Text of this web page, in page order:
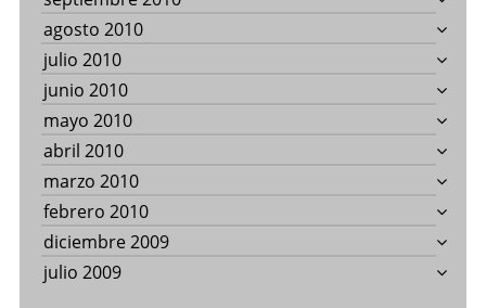
agosto 2010
julio 2010
junio 2010
mayo 2010
abril 2010
marzo 2010
febrero 2010
diciembre 2009
julio 2009